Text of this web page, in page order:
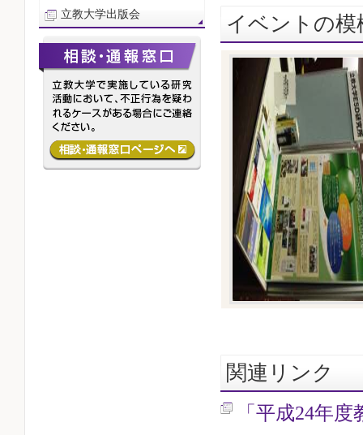
イベントの模
関連リンク
「平成24年
立教大学出版会